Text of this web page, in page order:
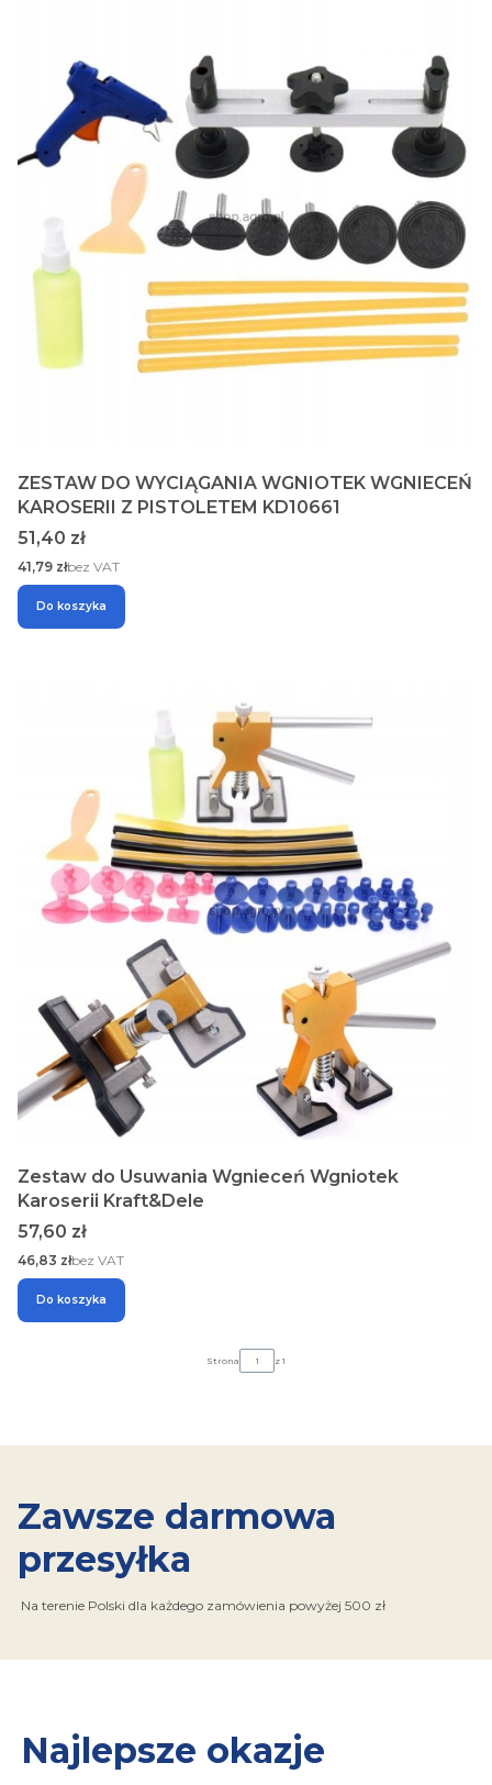
ZESTAW DO WYCIĄGANIA WGNIOTEK WGNIECEŃ
KAROSERII Z PISTOLETEM KD10661
Cena
51,40 zł
Cena
41,79 złbez VAT
Do koszyka
Zestaw do Usuwania Wgnieceń Wgniotek
Karoserii Kraft&Dele
Cena
57,60 zł
Cena
46,83 złbez VAT
Do koszyka
Strona z 1
Zawsze darmowa
przesyłka
Na terenie Polski dla każdego zamówienia powyżej 500 zł
Najlepsze okazje